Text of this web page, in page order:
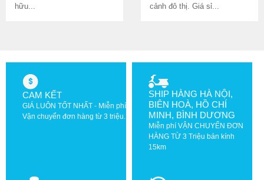
hữu...
cảnh đô thị. Giá sỉ...
CAM KẾT
GIÁ LUÔN TỐT NHẤT - Miễn phí
Vận chuyển đơn hàng từ 3 triệu.
SHIP HÀNG HÀ NỘI,
BIÊN HOÀ, HỒ CHÍ
MINH, BÌNH DƯƠNG
Miễn phí VẬN CHUYỂN ĐƠN
HÀNG TỪ 3 Triệu bán kính
15km